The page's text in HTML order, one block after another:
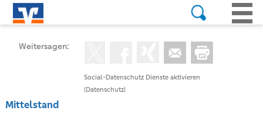
Social-Datenschutz Dienste aktivieren
(Datenschutz)
Weitersagen:
Mittelstand